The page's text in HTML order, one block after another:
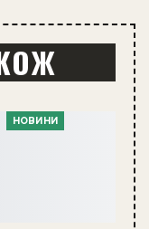
НОВИНИ